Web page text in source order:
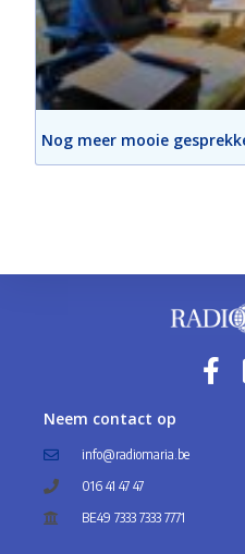
Nog meer mooie
Neem contact op
info@radiomaria.be
016 41 47 47
BE49 7333 7333 7771